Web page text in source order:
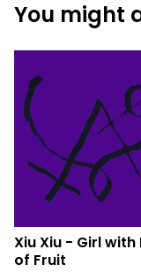
You might
Xiu Xiu - Girl with
of Fruit